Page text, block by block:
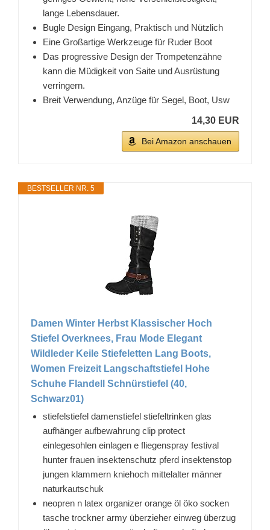
lange Lebensdauer.
Bugle Design Eingang, Praktisch und Nützlich
Eine Großartige Werkzeuge für Ruder Boot
Das progressive Design der Trompetenzähne
kann die Müdigkeit von Saite und Ausrüstung
verringern.
Breit Verwendung, Anzüge für Segel, Boot, Usw
14,30 EUR
Bei Amazon anschauen
BESTSELLER NR. 5
Damen Winter Herbst Klassischer Hoch
Stiefel Overknees, Frau Mode Elegant
Wildleder Keile Stiefeletten Lang Boots,
Women Freizeit Langschaftstiefel Hohe
Schuhe Flandell Schnürstiefel (40,
Schwarz01)
stiefelstiefel damenstiefel stiefeltrinken glas
aufhänger aufbewahrung clip protect
einlegesohlen einlagen e fliegenspray festival
hunter frauen insektenschutz pferd insektenstop
jungen klammern kniehoch mittelalter männer
naturkautschuk
neopren n latex organizer orange öl öko socken
tasche trockner army überzieher einweg überzug